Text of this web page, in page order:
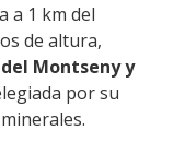
a 1 km del
de altura,
Montseny y
por su